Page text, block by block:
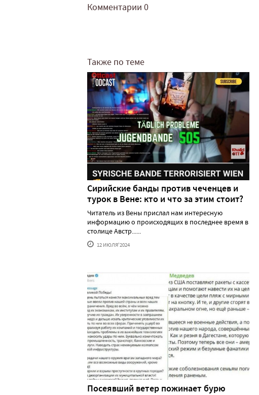
Комментарии 0
Также по теме
Сирийские банды против чеченцев и
турок в Вене: кто и что за этим стоит?
Читатель из Вены прислал нам интересную
информацию о происходящих в последнее время в
столице Австр......
12 ИЮЛЯ'2024
Посеявший ветер пожинает бурю